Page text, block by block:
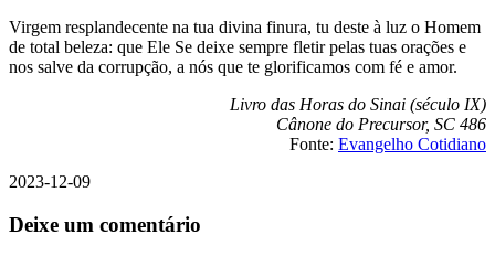
Virgem resplandecente na tua divina finura, tu deste à luz o Homem
de total beleza: que Ele Se deixe sempre fletir pelas tuas orações e
nos salve da corrupção, a nós que te glorificamos com fé e amor.
Livro das Horas do Sinai (século IX)
Cânone do Precursor, SC 486
Fonte: Evangelho Cotidiano
2023-12-09
Deixe um comentário